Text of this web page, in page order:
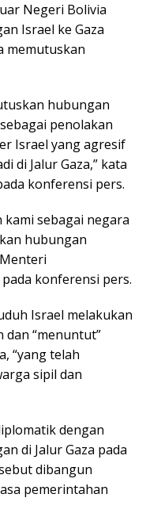
Negeri Bolivia
Israel ke Gaza
memutuskan
hubungan
penolakan
Israel yang agresif
di Jalur Gaza,” kata
konferensi pers.
sebagai negara
hubungan
konferensi pers.
Israel melakukan
“menuntut”
“yang telah
sipil dan
dengan
di Jalur Gaza pada
dibangun
pemerintahan